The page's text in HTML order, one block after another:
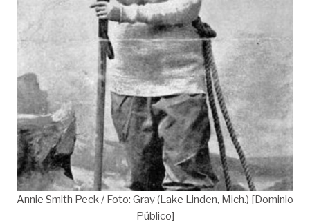
Annie Smith Peck / Foto: Gray (Lake Linden, Mich.) [Dominio
Público]